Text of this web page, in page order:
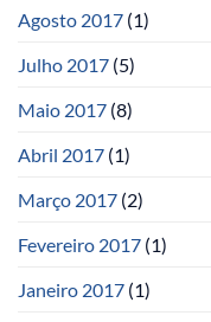
Agosto 2017 (1)
Julho 2017 (5)
Maio 2017 (8)
Abril 2017 (1)
Março 2017 (2)
Fevereiro 2017 (1)
Janeiro 2017 (1)